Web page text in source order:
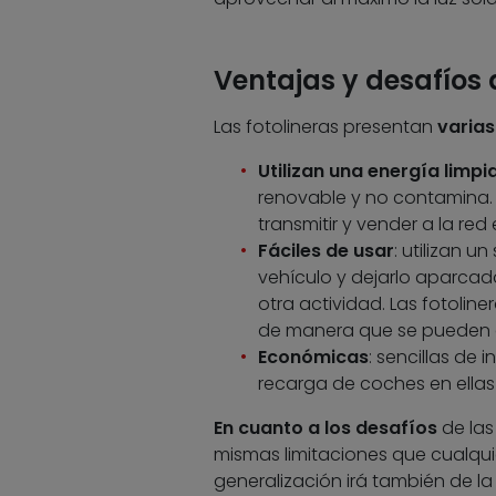
Ventajas y desafíos
Las fotolineras presentan
Utilizan una energía
renovable y no
transmitir y vender a la
Fáciles de usar: utilizan
vehículo y dejarlo
otra actividad. Las
de manera que se
Económicas: sencillas de
recarga de coches en
En cuanto a los desafíosde las
mismas limitaciones que
generalización irá también de